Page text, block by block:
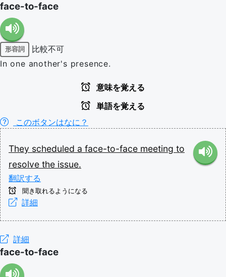
face-to-face
形容詞
比較不可
In one another's presence.
意味を覚える
単語を覚える
このボタンはなに？
They scheduled a face-to-face meeting to
resolve the issue.
翻訳する
聞き取れるようになる
詳細
詳細
face-to-face